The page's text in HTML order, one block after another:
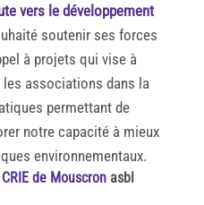
vers le développement
soutenir ses forces
à projets qui vise à
les associations dans la
permettant de
notre capacité à mieux
environnementaux.
CRIE de Mouscron asbl